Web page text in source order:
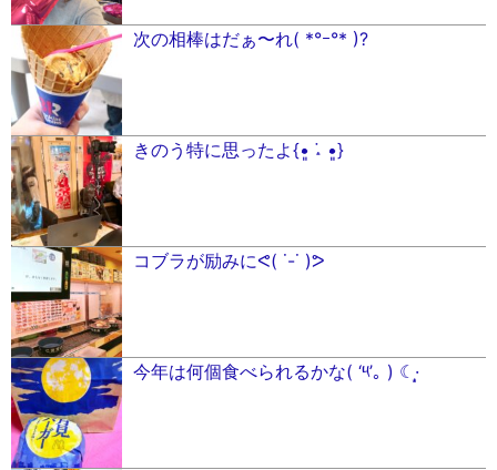
次の相棒はだぁ〜れ( *°ｰ°* )?
きのう特に思ったよ{•̴͈ ˔̇ •̴͈}
コブラが励みにᕙ( ˙-˙ )ᕗ
今年は何個食べられるかな( ‘༥’｡ ) ☾·̩͙